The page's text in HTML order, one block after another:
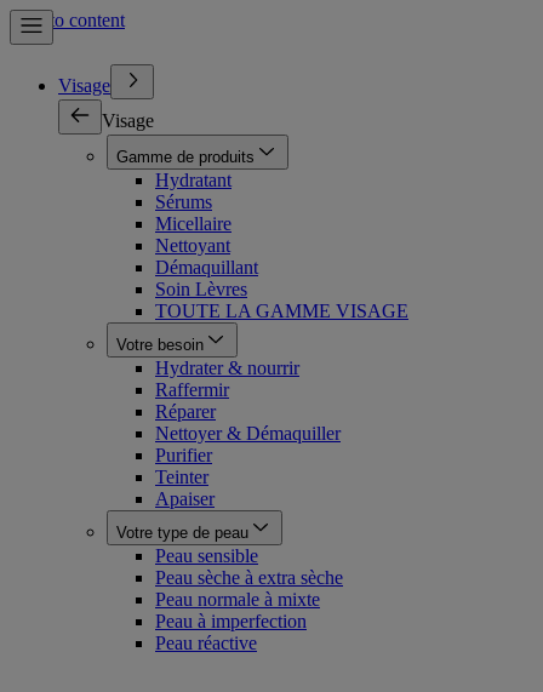
Skip to content
Visage
Visage
Gamme de produits
Hydratant
Sérums
Micellaire
Nettoyant
Démaquillant
Soin Lèvres
TOUTE LA GAMME VISAGE
Votre besoin
Hydrater & nourrir
Raffermir
Réparer
Nettoyer & Démaquiller
Purifier
Teinter
Apaiser
Votre type de peau
Peau sensible
Peau sèche à extra sèche
Peau normale à mixte
Peau à imperfection
Peau réactive